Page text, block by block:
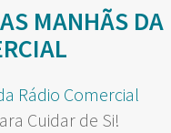
MANHÃS DA
Cuidar de Si!